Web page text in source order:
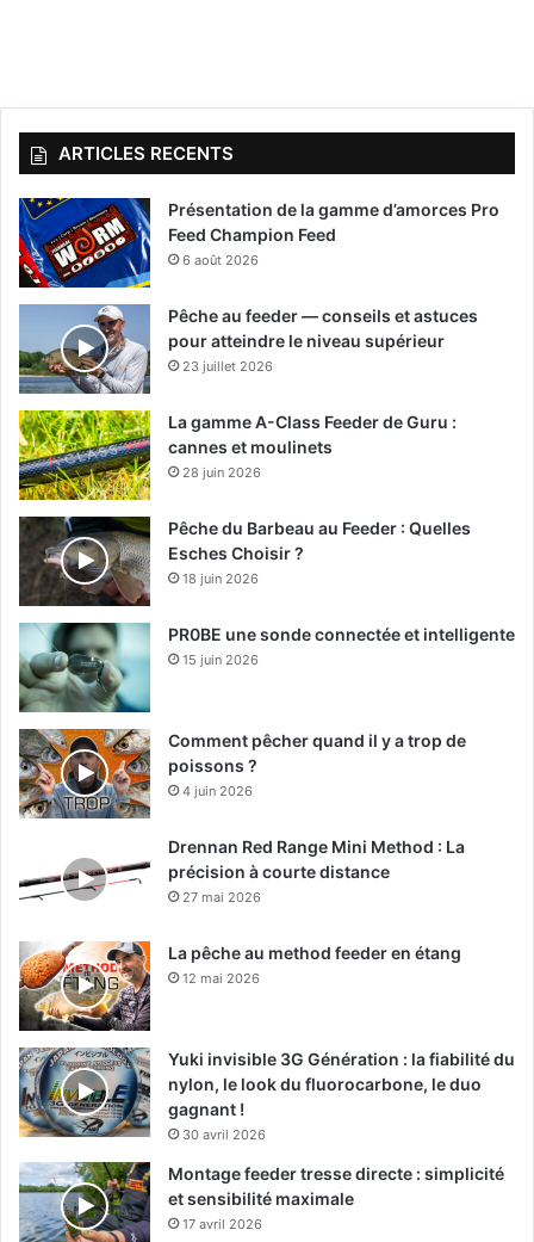
ARTICLES RECENTS
Présentation de la gamme d’amorces Pro
Feed Champion Feed
6 août 2026
Pêche au feeder — conseils et astuces
pour atteindre le niveau supérieur
23 juillet 2026
La gamme A-Class Feeder de Guru :
cannes et moulinets
28 juin 2026
Pêche du Barbeau au Feeder : Quelles
Esches Choisir ?
18 juin 2026
PR0BE une sonde connectée et intelligente
15 juin 2026
Comment pêcher quand il y a trop de
poissons ?
4 juin 2026
Drennan Red Range Mini Method : La
précision à courte distance
27 mai 2026
La pêche au method feeder en étang
12 mai 2026
Yuki invisible 3G Génération : la fiabilité du
nylon, le look du fluorocarbone, le duo
gagnant !
30 avril 2026
Montage feeder tresse directe : simplicité
et sensibilité maximale
17 avril 2026